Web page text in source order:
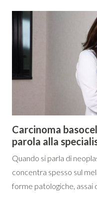
Carcinoma
parola alla
Quando si parla di
concentra spesso sul
forme patologiche, assai